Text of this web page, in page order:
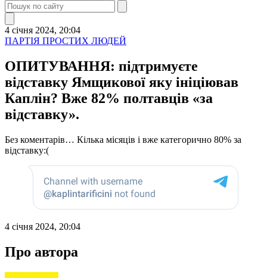
4 січня 2024, 20:04
ПАРТІЯ ПРОСТИХ ЛЮДЕЙ
ОПИТУВАННЯ: підтримуєте
відставку Ямщикової яку ініціював
Каплін? Вже 82% полтавців «за
відставку».
Без коментарів… Кілька місяців і вже категорично 80% за
відставку:(
4 січня 2024, 20:04
Про автора